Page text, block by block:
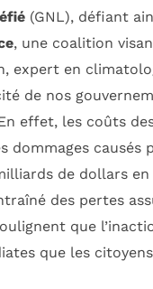
(GNL), défiant
, une coalition
expert en
de nos
effet, les coûts
dommages causés
de dollars
des pertes
que
que les